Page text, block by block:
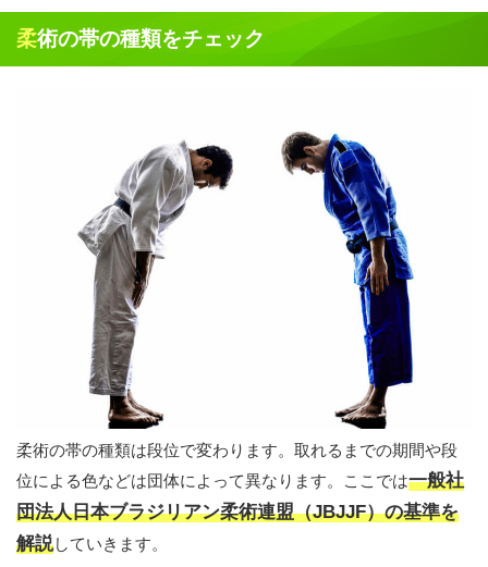
柔術の帯の種類をチェック
柔術の帯の種類は段位で変わります。取れるまでの期間や段
位による色などは団体によって異なります。ここでは一般社
団法人日本ブラジリアン柔術連盟（JBJJF）の基準を
解説していきます。